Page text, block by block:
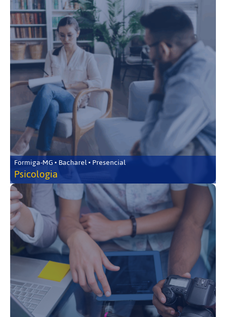
Formiga-MG • Bacharel • Presencial
Psicologia